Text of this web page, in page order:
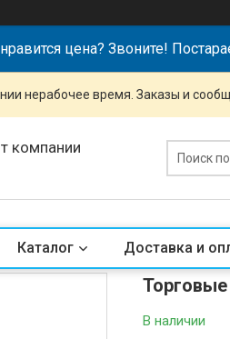
цена? Звоните!
нерабочее время. Заказы и
компании
Каталог Доставка и
В наличии